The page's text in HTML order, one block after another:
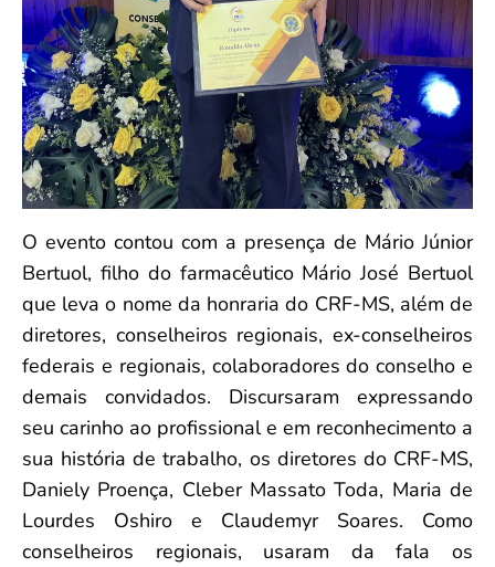
O evento contou com a presença de Mário Júnior
Bertuol, filho do farmacêutico Mário José Bertuol
que leva o nome da honraria do CRF-MS, além de
diretores, conselheiros regionais, ex-conselheiros
federais e regionais, colaboradores do conselho e
demais convidados. Discursaram expressando
seu carinho ao profissional e em reconhecimento a
sua história de trabalho, os diretores do CRF-MS,
Daniely Proença, Cleber Massato Toda, Maria de
Lourdes Oshiro e Claudemyr Soares. Como
conselheiros regionais, usaram da fala os